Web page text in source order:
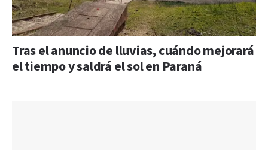
Tras el anuncio de lluvias, cuándo mejorará
el tiempo y saldrá el sol en Paraná